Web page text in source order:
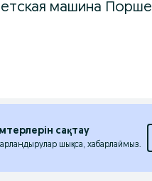
машина Порше
сақтау
шықса, хабарлаймыз.